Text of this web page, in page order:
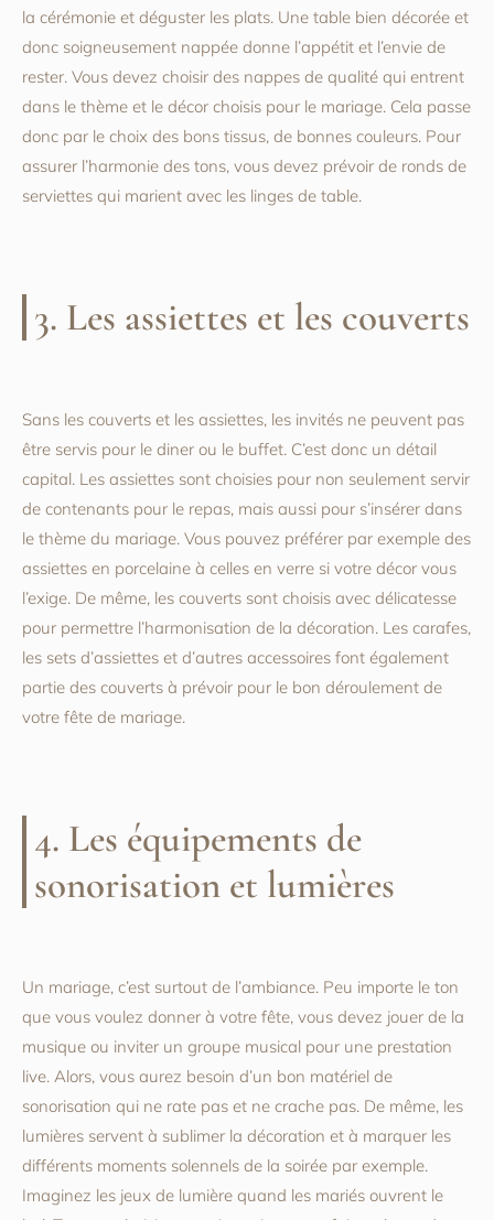
la cérémonie et déguster les plats. Une table bien décorée et
donc soigneusement nappée donne l’appétit et l’envie de
rester. Vous devez choisir des nappes de qualité qui entrent
dans le thème et le décor choisis pour le mariage. Cela passe
donc par le choix des bons tissus, de bonnes couleurs. Pour
assurer l’harmonie des tons, vous devez prévoir de ronds de
serviettes qui marient avec les linges de table.
3. Les assiettes et les couverts
Sans les couverts et les assiettes, les invités ne peuvent pas
être servis pour le diner ou le buffet. C’est donc un détail
capital. Les assiettes sont choisies pour non seulement servir
de contenants pour le repas, mais aussi pour s’insérer dans
le thème du mariage. Vous pouvez préférer par exemple des
assiettes en porcelaine à celles en verre si votre décor vous
l’exige. De même, les couverts sont choisis avec délicatesse
pour permettre l’harmonisation de la décoration. Les carafes,
les sets d’assiettes et d’autres accessoires font également
partie des couverts à prévoir pour le bon déroulement de
votre fête de mariage.
4. Les équipements de
sonorisation et lumières
Un mariage, c’est surtout de l’ambiance. Peu importe le ton
que vous voulez donner à votre fête, vous devez jouer de la
musique ou inviter un groupe musical pour une prestation
live. Alors, vous aurez besoin d’un bon matériel de
sonorisation qui ne rate pas et ne crache pas. De même, les
lumières servent à sublimer la décoration et à marquer les
différents moments solennels de la soirée par exemple.
Imaginez les jeux de lumière quand les mariés ouvrent le